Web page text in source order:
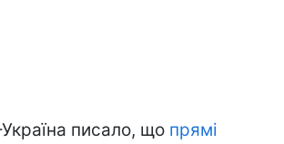
писало, що прямі